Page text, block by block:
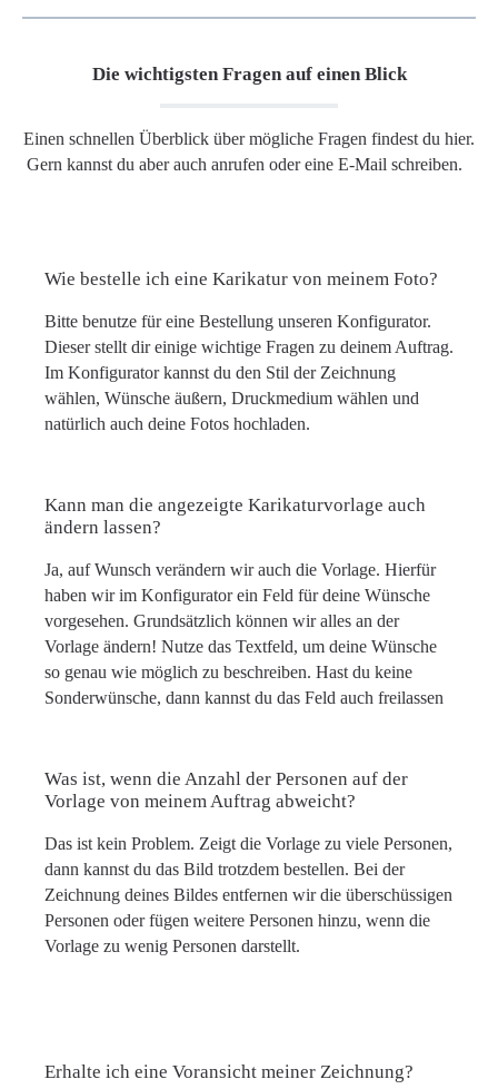
Die wichtigsten Fragen auf einen Blick
Einen schnellen Überblick über mögliche Fragen findest du hier.
Gern kannst du aber auch anrufen oder eine E-Mail schreiben.
Wie bestelle ich eine Karikatur von meinem Foto?
Bitte benutze für eine Bestellung unseren Konfigurator.
Dieser stellt dir einige wichtige Fragen zu deinem Auftrag.
Im Konfigurator kannst du den Stil der Zeichnung
wählen, Wünsche äußern, Druckmedium wählen und
natürlich auch deine Fotos hochladen.
Kann man die angezeigte Karikaturvorlage auch
ändern lassen?
Ja, auf Wunsch verändern wir auch die Vorlage. Hierfür
haben wir im Konfigurator ein Feld für deine Wünsche
vorgesehen. Grundsätzlich können wir alles an der
Vorlage ändern! Nutze das Textfeld, um deine Wünsche
so genau wie möglich zu beschreiben. Hast du keine
Sonderwünsche, dann kannst du das Feld auch freilassen
Was ist, wenn die Anzahl der Personen auf der
Vorlage von meinem Auftrag abweicht?
Das ist kein Problem. Zeigt die Vorlage zu viele Personen,
dann kannst du das Bild trotzdem bestellen. Bei der
Zeichnung deines Bildes entfernen wir die überschüssigen
Personen oder fügen weitere Personen hinzu, wenn die
Vorlage zu wenig Personen darstellt.
Erhalte ich eine Voransicht meiner Zeichnung?